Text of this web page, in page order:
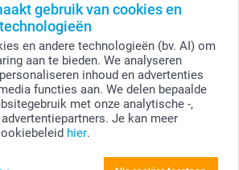
gebruik van cookies en
en andere technologieën (bv. AI) om
aan te bieden. We analyseren
inhoud en advertenties
functies aan. We delen bepaalde
met onze analytische -,
Je kan meer
hier.
Alle rechten voorbehouden.Disclaimer
(€) inclusief BTW en exclusief verzendkosten.